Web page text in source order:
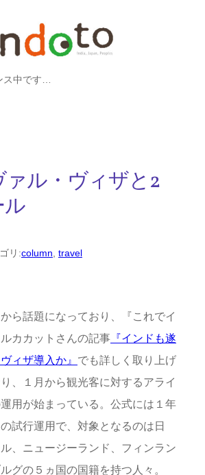
ス中です…
ル・ヴィザと2
ル
リ:column travel
ら話題になっており、『これでイ
カカットさんの記事 『インドも遂
ィザ導入か』 でも詳しく取り上げ
、１月から観光客に対するアライ
用が始まっている。公式には１年
試行運用で、対象となるのは日
、ニュージーランド、フィンラン
グの５ヵ国の国籍を持つ人々。